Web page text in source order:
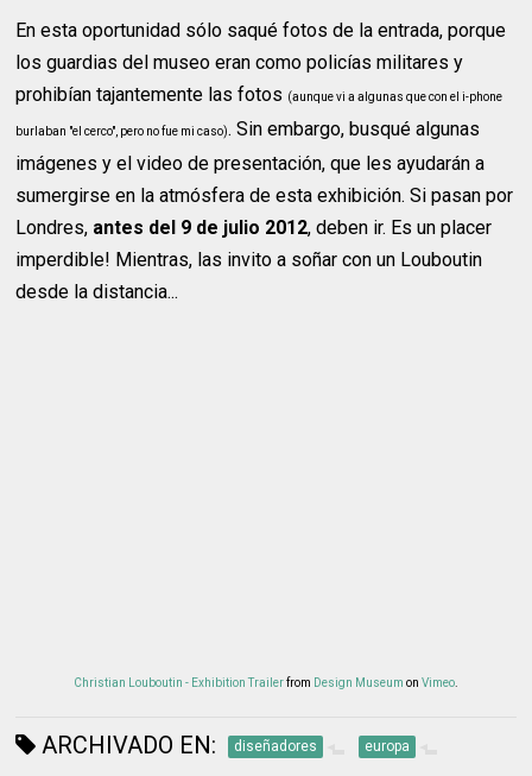
En esta oportunidad sólo saqué fotos de la entrada, porque
los guardias del museo eran como policías militares y
prohibían tajantemente las fotos (aunque vi a algunas que con el i-phone
burlaban "el cerco", pero no fue mi caso). Sin embargo, busqué algunas
imágenes y el video de presentación, que les ayudarán a
sumergirse en la atmósfera de esta exhibición. Si pasan por
Londres, antes del 9 de julio 2012, deben ir. Es un placer
imperdible! Mientras, las invito a soñar con un Louboutin
desde la distancia...
Christian Louboutin - Exhibition Trailerfrom Design Museum on Vimeo.
ARCHIVADO EN: diseñadores europa